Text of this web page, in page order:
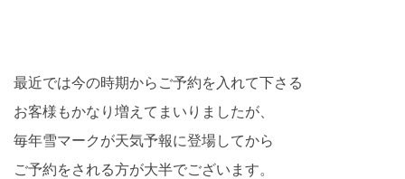
最近では今の時期からご予約を入れて下さる
お客様もかなり増えてまいりましたが、
毎年雪マークが天気予報に登場してから
ご予約をされる方が大半でございます。